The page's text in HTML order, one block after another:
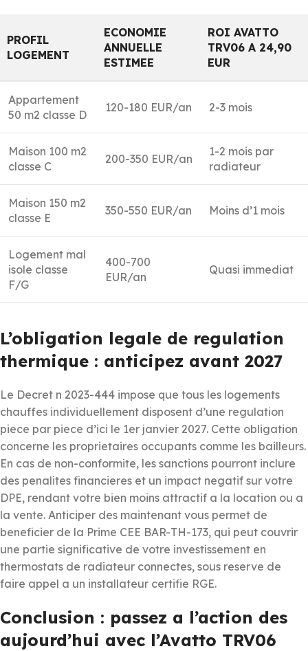
PROFIL
LOGEMENT
ECONOMIE
ANNUELLE
ESTIMEE
ROI AVATTO
TRV06 A 24,90
EUR
Appartement
50 m2 classe D
120-180 EUR/an 2-3 mois
Maison 100 m2
classe C
200-350 EUR/an
1-2 mois par
radiateur
Maison 150 m2
classe E
350-550 EUR/an Moins d’1 mois
Logement mal
isole classe
F/G
400-700
EUR/an
Quasi immediat
L’obligation legale de regulation
thermique : anticipez avant 2027
Le Decret n 2023-444 impose que tous les logements
chauffes individuellement disposent d’une regulation
piece par piece d’ici le 1er janvier 2027. Cette obligation
concerne les proprietaires occupants comme les bailleurs.
En cas de non-conformite, les sanctions pourront inclure
des penalites financieres et un impact negatif sur votre
DPE, rendant votre bien moins attractif a la location ou a
la vente. Anticiper des maintenant vous permet de
beneficier de la Prime CEE BAR-TH-173, qui peut couvrir
une partie significative de votre investissement en
thermostats de radiateur connectes, sous reserve de
faire appel a un installateur certifie RGE.
Conclusion : passez a l’action des
aujourd’hui avec l’Avatto TRV06